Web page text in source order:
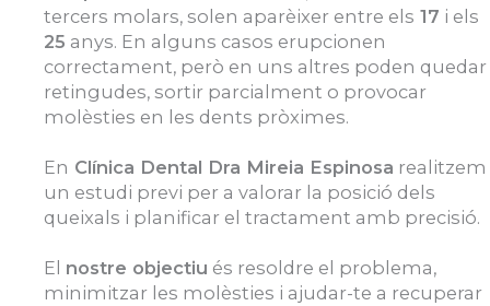
tercers molars, solen aparèixer entre els 17 i els
25 anys. En alguns casos erupcionen
correctament, però en uns altres poden quedar
retingudes, sortir parcialment o provocar
molèsties en les dents pròximes.
En Clínica Dental Dra Mireia Espinosa realitzem
un estudi previ per a valorar la posició dels
queixals i planificar el tractament amb precisió.
El nostre objectiu és resoldre el problema,
minimitzar les molèsties i ajudar-te a recuperar